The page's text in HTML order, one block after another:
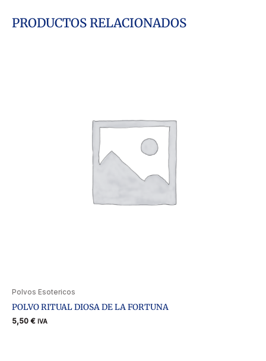
PRODUCTOS RELACIONADOS
Polvos Esotericos
POLVO RITUAL DIOSA DE LA FORTUNA
5,50 € IVA